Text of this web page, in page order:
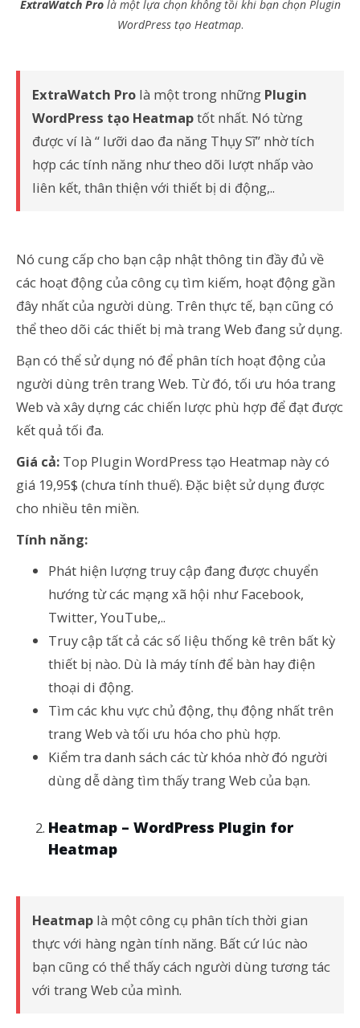
ExtraWatch Prolà một lựa chọn không tồi khi bạn chọn Plugin
WordPress tạo Heatmap.
ExtraWatch Pro là một trong những Plugin
WordPress tạo Heatmaptốt nhất. Nó từng
được ví là “ lưỡi dao đa năng Thụy Sĩ” nhờ tích
hợp các tính năng như theo dõi lượt nhấp vào
liên kết, thân thiện với thiết bị di động,..
Nó cung cấp cho bạn cập nhật thông tin đầy đủ về
các hoạt động của công cụ tìm kiếm, hoạt động gần
đây nhất của người dùng. Trên thực tế, bạn cũng có
thể theo dõi các thiết bị mà trang Web đang sử dụng.
Bạn có thể sử dụng nó để phân tích hoạt động của
người dùng trên trang Web. Từ đó, tối ưu hóa trang
Web và xây dựng các chiến lược phù hợp để đạt được
kết quả tối đa.
Giá cả: Top Plugin WordPress tạo Heatmap này có
giá 19,95$ (chưa tính thuế). Đặc biệtsử dụng được
cho nhiều tên miền.
Tính năng:
Phát hiện lượng truy cập đang được chuyển
hướng từ các mạng xã hội như Facebook,
Twitter, YouTube,..
Truy cập tất cả các số liệu thống kê trên bất kỳ
thiết bị nào. Dù là máy tính để bàn hay điện
thoại di động.
Tìm các khu vực chủ động, thụ động nhất trên
trang Web và tối ưu hóa cho phù hợp.
Kiểm tra danh sách các từ khóa nhờ đó người
dùng dễ dàng tìm thấy trang Web của bạn.
Heatmap – WordPress Plugin for
Heatmap
Heatmap là một công cụ phân tích thời gian
thực với hàng ngàn tính năng. Bất cứ lúc nào
bạn cũng có thể thấy cách người dùng tương tác
với trang Web của mình.